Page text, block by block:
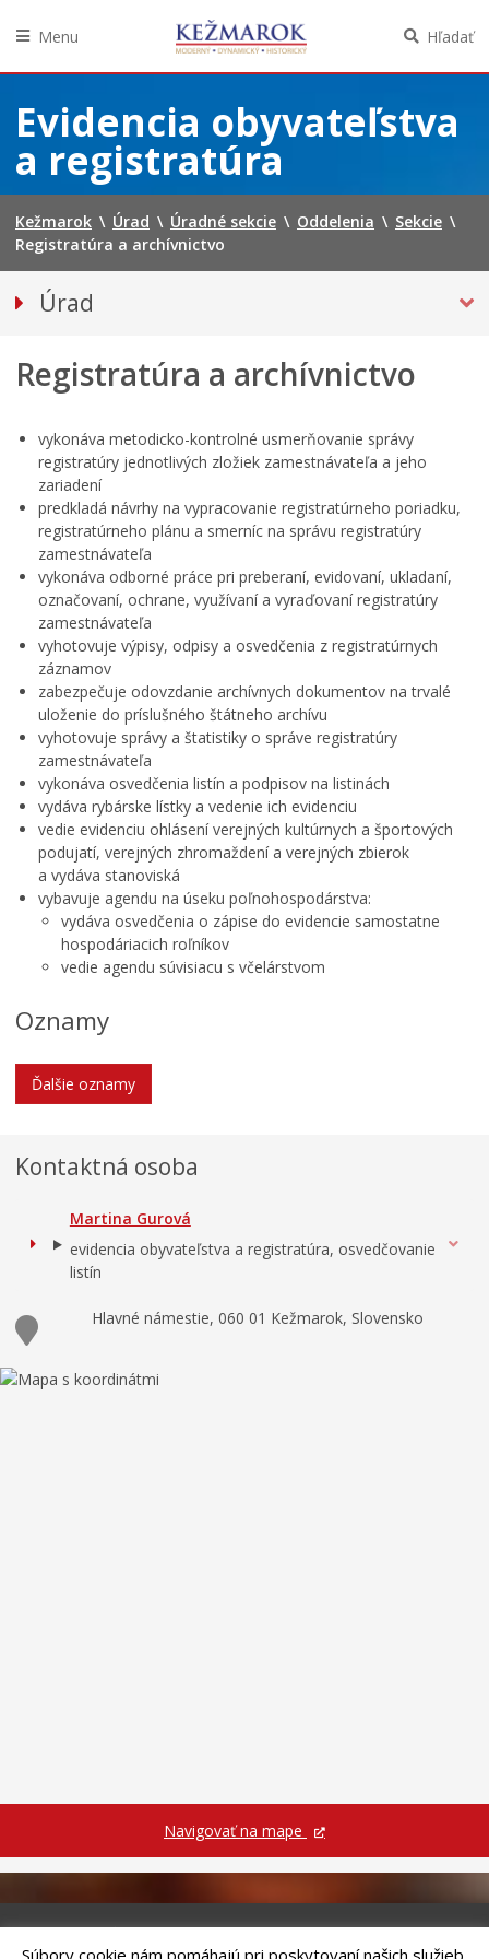
obsah
Menu Hľadať
Evidencia obyvateľstva
a registratúra
Kežmarok \ Úrad \ Úradné sekcie \ Oddelenia \ Sekcie \
Registratúra a archívnictvo
Úrad
Prednosta
ODDELENIA ÚRADU
SEKCIE ÚRADU
Životné situácie
Úradná tabuľa
Projekty
Oznamovanie podozrení z podvodov
Zamestnanie v samospráve
Registratúra a archívnictvo
vykonáva metodicko-kontrolné usmerňovanie správy
registratúry jednotlivých zložiek zamestnávateľa a jeho
zariadení
predkladá návrhy na vypracovanie registratúrneho poriadku,
registratúrneho plánu a smerníc na správu registratúry
zamestnávateľa
vykonáva odborné práce pri preberaní, evidovaní, ukladaní,
označovaní, ochrane, využívaní a vyraďovaní registratúry
zamestnávateľa
vyhotovuje výpisy, odpisy a osvedčenia z registratúrnych
záznamov
zabezpečuje odovzdanie archívnych dokumentov na trvalé
uloženie do príslušného štátneho archívu
vyhotovuje správy a štatistiky o správe registratúry
zamestnávateľa
vykonáva osvedčenia listín a podpisov na listinách
vydáva rybárske lístky a vedenie ich evidenciu
vedie evidenciu ohlásení verejných kultúrnych a športových
podujatí, verejných zhromaždení a verejných zbierok
a vydáva stanoviská
vybavuje agendu na úseku poľnohospodárstva:
vydáva osvedčenia o zápise do evidencie samostatne
hospodáriacich roľníkov
vedie agendu súvisiacu s včelárstvom
Oznamy
Ďalšie oznamy
Kontaktná osoba
Martina Gurová
evidencia obyvateľstva a registratúra, osvedčovanie
listín
Hlavné námestie, 060 01 Kežmarok, Slovensko
Navigovať na mape